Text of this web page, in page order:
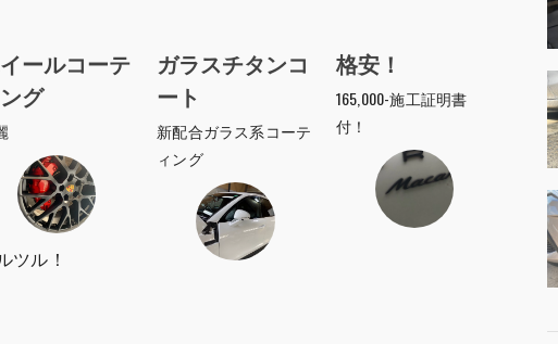
ールコーテ
グ
ツル！
ガラスチタンコ
ート
新配合ガラス系コーテ
ィング
格安！
165,000-施工証明書
付！